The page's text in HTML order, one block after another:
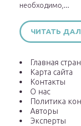
необходимо,...
ЧИТАТЬ
Главная
Карта сайта
Контакты
О нас
Политика
Авторы
Эксперты